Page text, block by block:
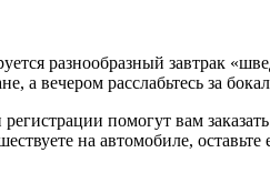
разнообразный завтрак
а вечером расслабьтесь за
помогут вам
на автомобиле, оставьте